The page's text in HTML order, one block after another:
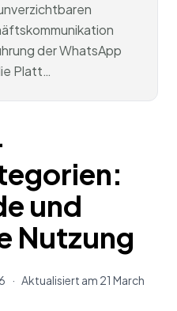
der WhatsApp
Platt…
und
Nutzung
· Aktualisiert am 21 March